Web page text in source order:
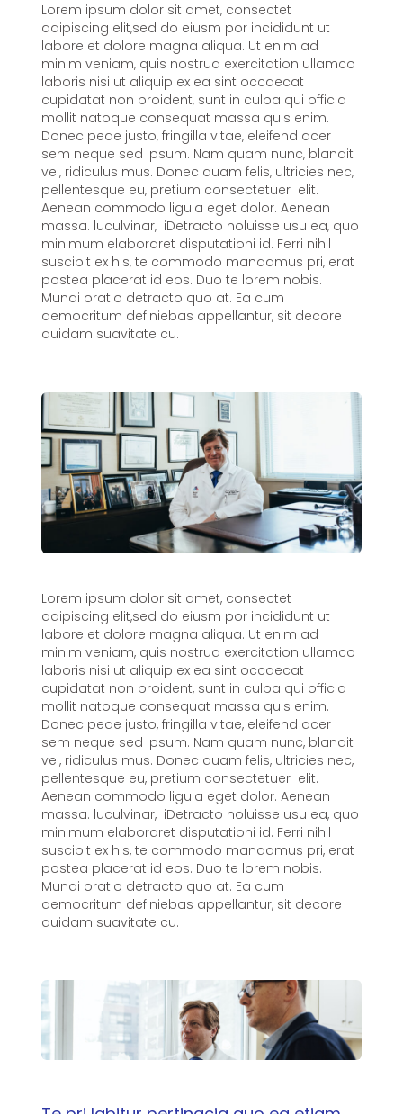
Lorem ipsum dolor sit amet, consectet
adipiscing elit,sed do eiusm por incididunt ut
labore et dolore magna aliqua. Ut enim ad
minim veniam, quis nostrud exercitation ullamco
laboris nisi ut aliquip ex ea sint occaecat
cupidatat non proident, sunt in culpa qui officia
mollit natoque consequat massa quis enim.
Donec pede justo, fringilla vitae, eleifend acer
sem neque sed ipsum. Nam quam nunc, blandit
vel, ridiculus mus. Donec quam felis, ultricies nec,
pellentesque eu, pretium consectetuer elit.
Aenean commodo ligula eget dolor. Aenean
massa. luculvinar, iDetracto noluisse usu ea, quo
minimum elaboraret disputationi id. Ferri nihil
suscipit ex his, te commodo mandamus pri, erat
postea placerat id eos. Duo te lorem nobis.
Mundi oratio detracto quo at. Ea cum
democritum definiebas appellantur, sit decore
quidam suavitate cu.
Lorem ipsum dolor sit amet, consectet
adipiscing elit,sed do eiusm por incididunt ut
labore et dolore magna aliqua. Ut enim ad
minim veniam, quis nostrud exercitation ullamco
laboris nisi ut aliquip ex ea sint occaecat
cupidatat non proident, sunt in culpa qui officia
mollit natoque consequat massa quis enim.
Donec pede justo, fringilla vitae, eleifend acer
sem neque sed ipsum. Nam quam nunc, blandit
vel, ridiculus mus. Donec quam felis, ultricies nec,
pellentesque eu, pretium consectetuer elit.
Aenean commodo ligula eget dolor. Aenean
massa. luculvinar, iDetracto noluisse usu ea, quo
minimum elaboraret disputationi id. Ferri nihil
suscipit ex his, te commodo mandamus pri, erat
postea placerat id eos. Duo te lorem nobis.
Mundi oratio detracto quo at. Ea cum
democritum definiebas appellantur, sit decore
quidam suavitate cu.